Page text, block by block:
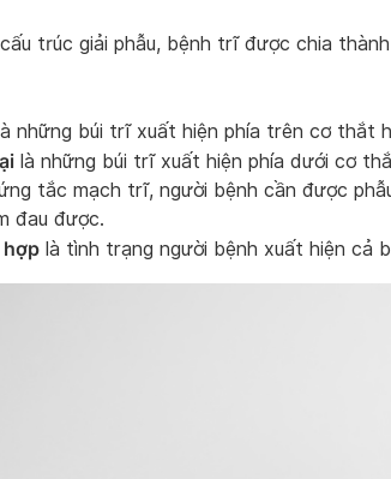
trúc giải phẫu, bệnh trĩ được chia
những búi trĩ xuất hiện phía trên cơ thắt
là những búi trĩ xuất hiện phía dưới cơ
tắc mạch trĩ, người bệnh cần được
đau được.
là tình trạng người bệnh xuất hiện cả